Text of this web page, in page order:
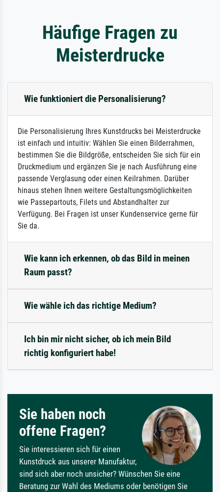
Häufige Fragen zu
Meisterdrucke
Wie funktioniert die Personalisierung?
Die Personalisierung Ihres Kunstdrucks bei Meisterdrucke
ist einfach und intuitiv: Wählen Sie einen Bilderrahmen,
bestimmen Sie die Bildgröße, entscheiden Sie sich für ein
Druckmedium und ergänzen Sie je nach Ausführung eine
passende Verglasung oder einen Keilrahmen. Darüber
hinaus stehen Ihnen weitere Gestaltungsmöglichkeiten
wie Passepartouts, Filets und Abstandhalter zur
Verfügung. Bei Fragen ist unser Kundenservice gerne für
Sie da.
Wie kann ich erkennen, ob das Bild in meinen
Raum passt?
Wie wähle ich das richtige Medium?
Ich bin mir nicht sicher, ob ich mein Bild
richtig konfiguriert habe!
Sie haben noch
offene Fragen?
Sie interessieren sich für einen
Kunstdruck aus unserer Manufaktur,
sind sich aber noch unsicher? Wünschen Sie eine
Beratung zur Wahl des Mediums oder benötigen Sie